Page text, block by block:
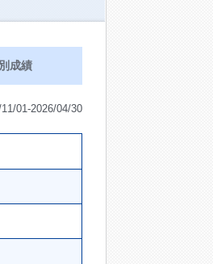
成績
01-2026/04/30